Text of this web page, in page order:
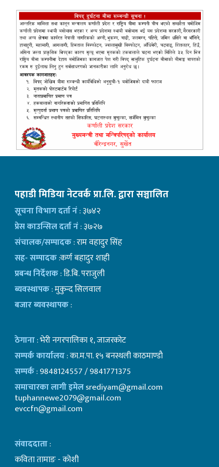
पहाडी मिडिया नेटवर्क प्रा.लि. द्वारा सञ्चालित
सूचना विभाग दर्ता नं: ३७४२
प्रेस काउन्सिल दर्ता नं: ३७२७
संचालक/सम्पादक: राम वहादुर सिंह
सह- सम्पादक:कर्ण बहादुर शाही
प्रबन्ध निर्देशक: डि.बि. पराजुली
ब्यवस्थापक: मुकुन्द सिलवाल
बजार ब्यवस्थापक:
ठेगाना: भेरी नगरपालिका १, जाजरकोट
सम्पर्क कार्यालय: का.म.पा. १५ बनस्थली काठमाण्डाै
सम्पर्क: 9848124557 / 9841771375
समाचारका लागी इमेलsrediyam@gmail.com
tuphannewe2079@gmail.com
evccfn@gmail.com
संवाददाता:
कविता तामाङ - कोशी